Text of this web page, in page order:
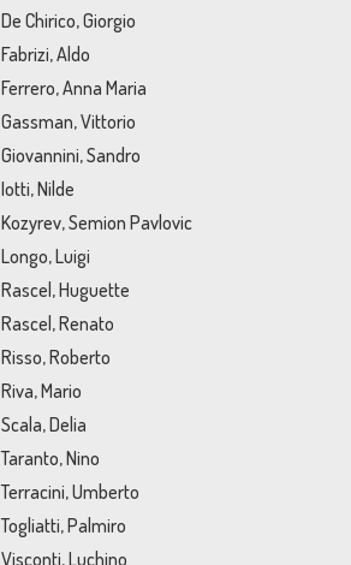
De Chirico, Giorgio
Fabrizi, Aldo
Ferrero, Anna Maria
Gassman, Vittorio
Giovannini, Sandro
Iotti, Nilde
Kozyrev, Semion Pavlovic
Longo, Luigi
Rascel, Huguette
Rascel, Renato
Risso, Roberto
Riva, Mario
Scala, Delia
Taranto, Nino
Terracini, Umberto
Togliatti, Palmiro
Visconti, Luchino